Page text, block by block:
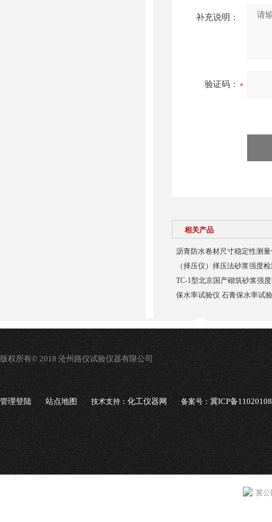
补充说明：
验证码：
相关产品
沥青防水卷材尺寸稳定性测
（择压仪）择压法砂浆强度
TC-1型北京国产砌筑砂浆强
保水率试验仪 石膏保水率试
版权所有© 2018 沧州路仪试验仪器有限公司
管理登陆 站点地图 技术支持：化工仪器网 备案号：冀ICP备
冀公